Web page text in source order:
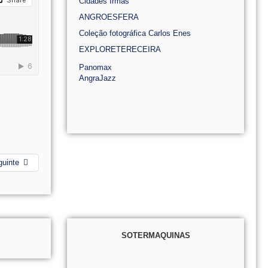
ANGROESFERA
Coleção fotográfica Carlos Enes
EXPLORETERECEIRA
Panomax
AngraJazz
SOTERMAQUINAS